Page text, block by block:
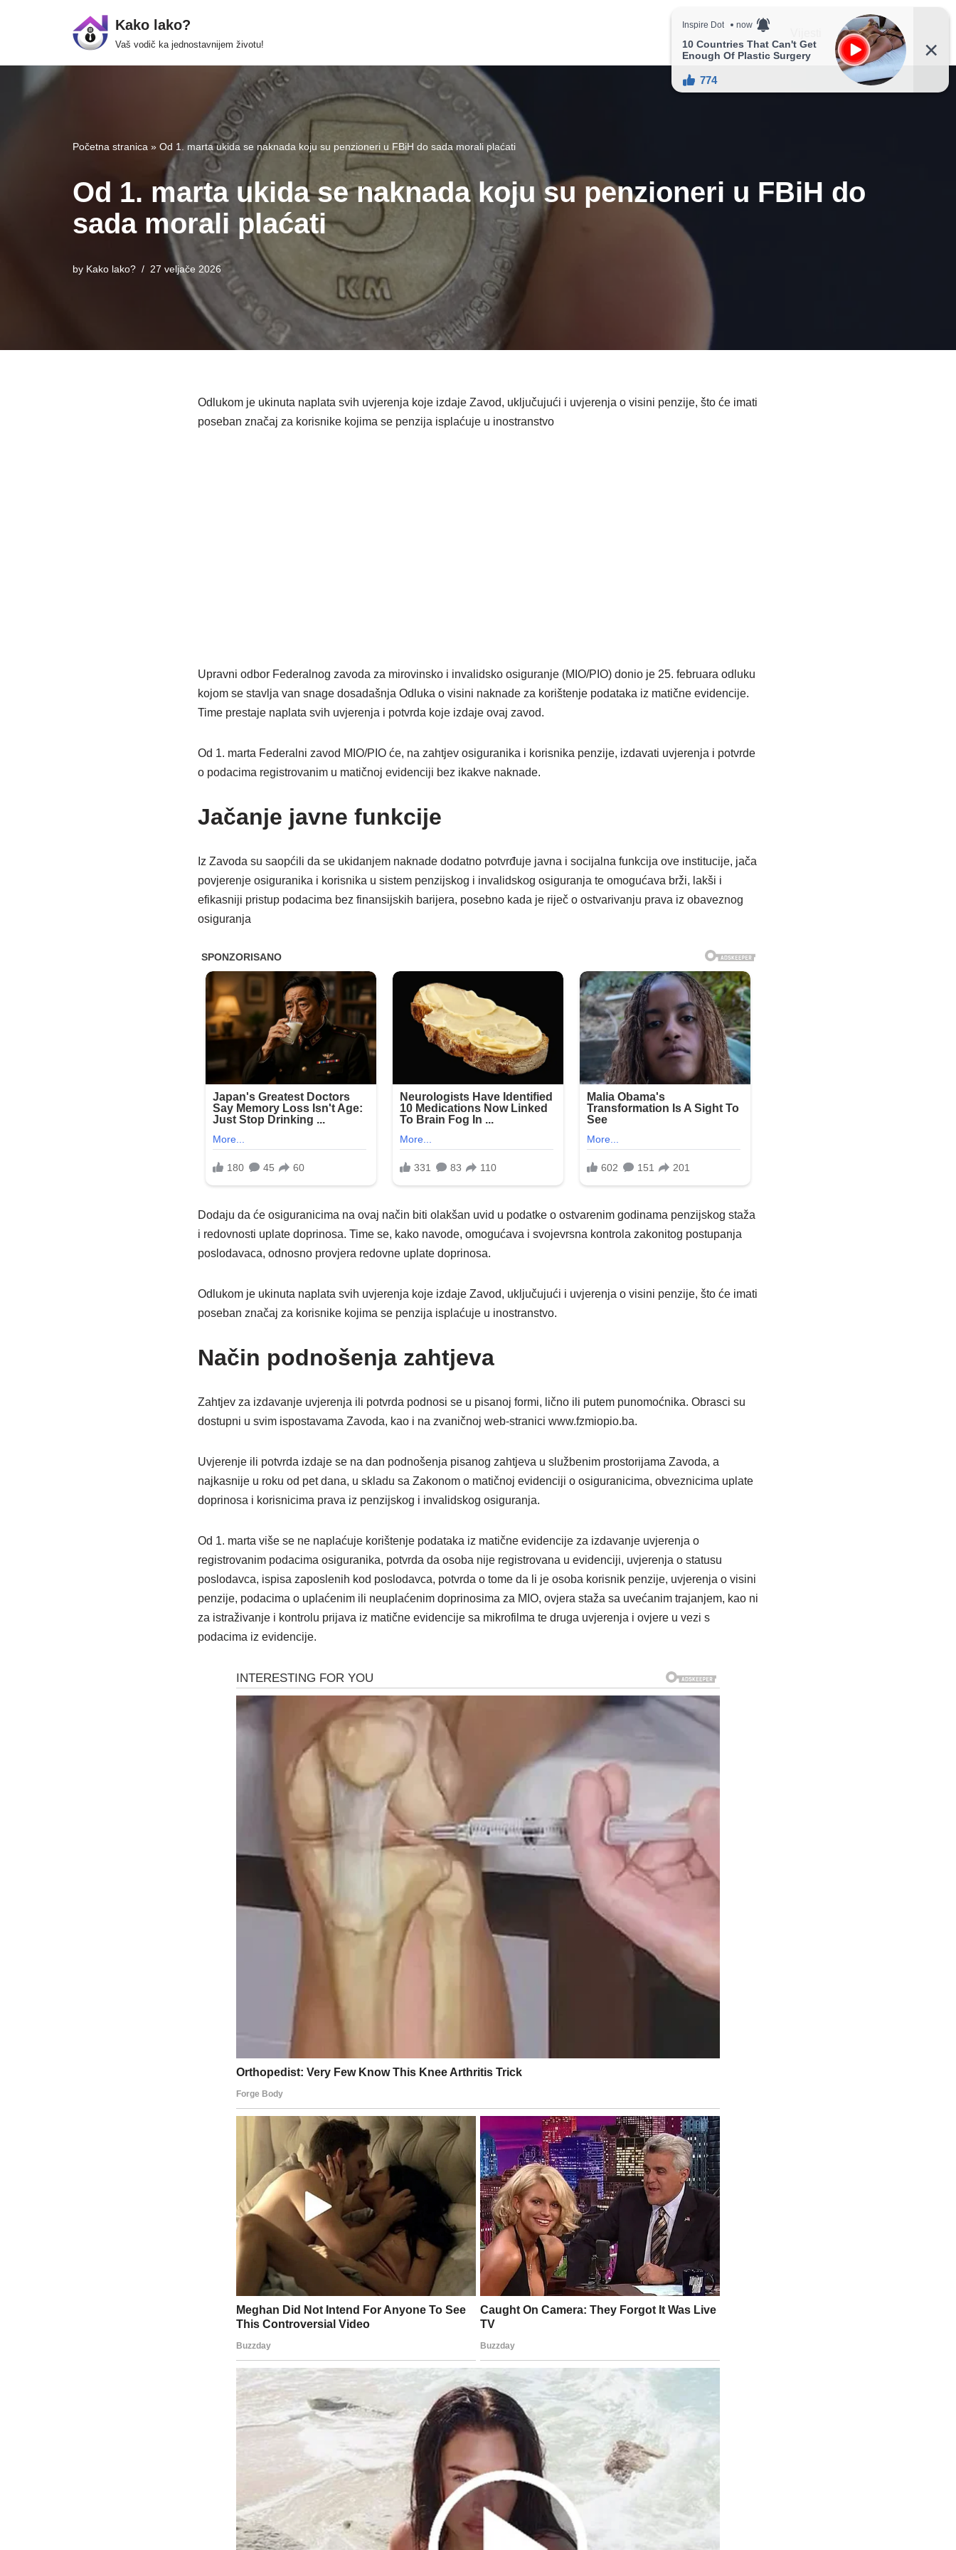
Kako lako?
Vaš vodič ka jednostavnijem životu!
Recepti
Početna stranica » Od 1. marta ukida se naknada koju su penzioneri u FBiH do sada morali plaćati
Od 1. marta ukida se naknada koju su penzioneri u FBiH do
sada morali plaćati
by Kako lako? 27 veljače 2026
Odlukom je ukinuta naplata svih uvjerenja koje izdaje Zavod, uključujući i uvjerenja o visini penzije, što će imati
poseban značaj za korisnike kojima se penzija isplaćuje u inostranstvo
Upravni odbor Federalnog zavoda za mirovinsko i invalidsko osiguranje (MIO/PIO) donio je 25. februara odluku
kojom se stavlja van snage dosadašnja Odluka o visini naknade za korištenje podataka iz matične evidencije.
Time prestaje naplata svih uvjerenja i potvrda koje izdaje ovaj zavod.
Od 1. marta Federalni zavod MIO/PIO će, na zahtjev osiguranika i korisnika penzije, izdavati uvjerenja i potvrde
o podacima registrovanim u matičnoj evidenciji bez ikakve naknade.
Jačanje javne funkcije
Iz Zavoda su saopćili da se ukidanjem naknade dodatno potvrđuje javna i socijalna funkcija ove institucije, jača
povjerenje osiguranika i korisnika u sistem penzijskog i invalidskog osiguranja te omogućava brži, lakši i
efikasniji pristup podacima bez finansijskih barijera, posebno kada je riječ o ostvarivanju prava iz obaveznog
osiguranja
Dodaju da će osiguranicima na ovaj način biti olakšan uvid u podatke o ostvarenim godinama penzijskog staža
i redovnosti uplate doprinosa. Time se, kako navode, omogućava i svojevrsna kontrola zakonitog postupanja
poslodavaca, odnosno provjera redovne uplate doprinosa.
Odlukom je ukinuta naplata svih uvjerenja koje izdaje Zavod, uključujući i uvjerenja o visini penzije, što će imati
poseban značaj za korisnike kojima se penzija isplaćuje u inostranstvo.
Način podnošenja zahtjeva
Zahtjev za izdavanje uvjerenja ili potvrda podnosi se u pisanoj formi, lično ili putem punomoćnika. Obrasci su
dostupni u svim ispostavama Zavoda, kao i na zvaničnoj web-stranici www.fzmiopio.ba.
Uvjerenje ili potvrda izdaje se na dan podnošenja pisanog zahtjeva u službenim prostorijama Zavoda, a
najkasnije u roku od pet dana, u skladu sa Zakonom o matičnoj evidenciji o osiguranicima, obveznicima uplate
doprinosa i korisnicima prava iz penzijskog i invalidskog osiguranja.
Od 1. marta više se ne naplaćuje korištenje podataka iz matične evidencije za izdavanje uvjerenja o
registrovanim podacima osiguranika, potvrda da osoba nije registrovana u evidenciji, uvjerenja o statusu
poslodavca, ispisa zaposlenih kod poslodavca, potvrda o tome da li je osoba korisnik penzije, uvjerenja o visini
penzije, podacima o uplaćenim ili neuplaćenim doprinosima za MIO, ovjera staža sa uvećanim trajanjem, kao ni
za istraživanje i kontrolu prijava iz matične evidencije sa mikrofilma te druga uvjerenja i ovjere u vezi s
podacima iz evidencije.